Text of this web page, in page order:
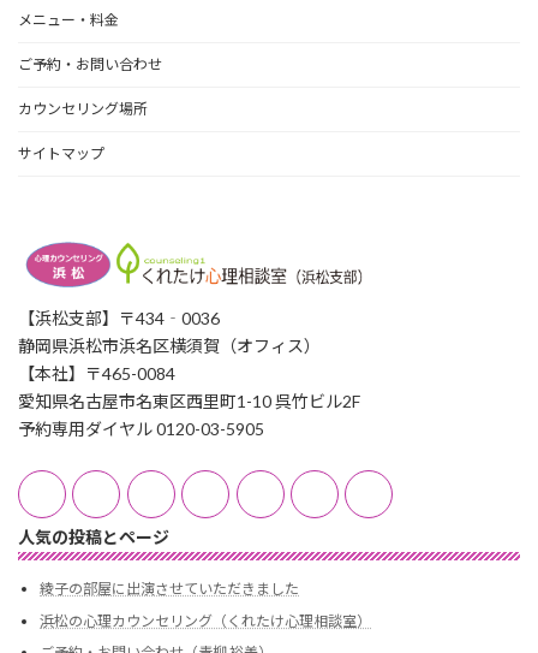
メニュー・料金
ご予約・お問い合わせ
カウンセリング場所
サイトマップ
【浜松支部】〒434‐0036
静岡県浜松市浜名区横須賀（オフィス）
【本社】〒465-0084
愛知県名古屋市名東区西里町1-10 呉竹ビル2F
予約専用ダイヤル 0120-03-5905
人気の投稿とページ
綾子の部屋に出演させていただきました
浜松の心理カウンセリング（くれたけ心理相談室）